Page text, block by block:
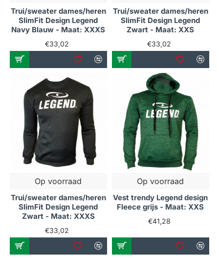
Trui/sweater dames/heren
SlimFit Design Legend
Navy Blauw - Maat: XXXS
€33,02
Trui/sweater dames/heren
SlimFit Design Legend
Zwart - Maat: XXS
€33,02
Op voorraad
Trui/sweater dames/heren
SlimFit Design Legend
Zwart - Maat: XXXS
€33,02
Op voorraad
Vest trendy Legend design
Fleece grijs - Maat: XXS
€41,28